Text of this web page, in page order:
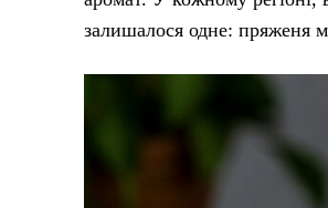
залишалося одне: пряженя